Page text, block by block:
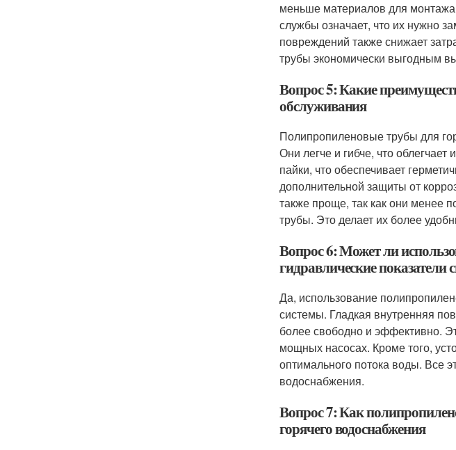
меньше материалов для
службы означает, что их нужно
повреждений также снижает
трубы экономически выгодным
Вопрос 5: Какие
обслуживания
Полипропиленовые трубы для
Они легче и гибче, что
пайки, что обеспечивает
дополнительной защиты от
также проще, так как они менее
трубы. Это делает их более
Вопрос 6: Может ли
гидравлические показатели
Да, использование
системы. Гладкая внутренняя
более свободно и эффективно.
мощных насосах. Кроме того,
оптимального потока воды. Все
водоснабжения.
Вопрос 7: Как
горячего водоснабжения